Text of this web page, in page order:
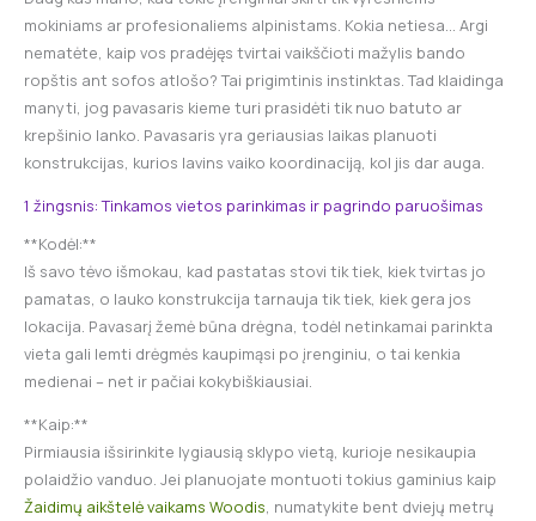
mokiniams ar profesionaliems alpinistams. Kokia netiesa… Argi
nematėte, kaip vos pradėjęs tvirtai vaikščioti mažylis bando
ropštis ant sofos atlošo? Tai prigimtinis instinktas. Tad klaidinga
manyti, jog pavasaris kieme turi prasidėti tik nuo batuto ar
krepšinio lanko. Pavasaris yra geriausias laikas planuoti
konstrukcijas, kurios lavins vaiko koordinaciją, kol jis dar auga.
1 žingsnis: Tinkamos vietos parinkimas ir pagrindo paruošimas
**Kodėl:**
Iš savo tėvo išmokau, kad pastatas stovi tik tiek, kiek tvirtas jo
pamatas, o lauko konstrukcija tarnauja tik tiek, kiek gera jos
lokacija. Pavasarį žemė būna drėgna, todėl netinkamai parinkta
vieta gali lemti drėgmės kaupimąsi po įrenginiu, o tai kenkia
medienai – net ir pačiai kokybiškiausiai.
**Kaip:**
Pirmiausia išsirinkite lygiausią sklypo vietą, kurioje nesikaupia
polaidžio vanduo. Jei planuojate montuoti tokius gaminius kaip
Žaidimų aikštelė vaikams Woodis, numatykite bent dviejų metrų